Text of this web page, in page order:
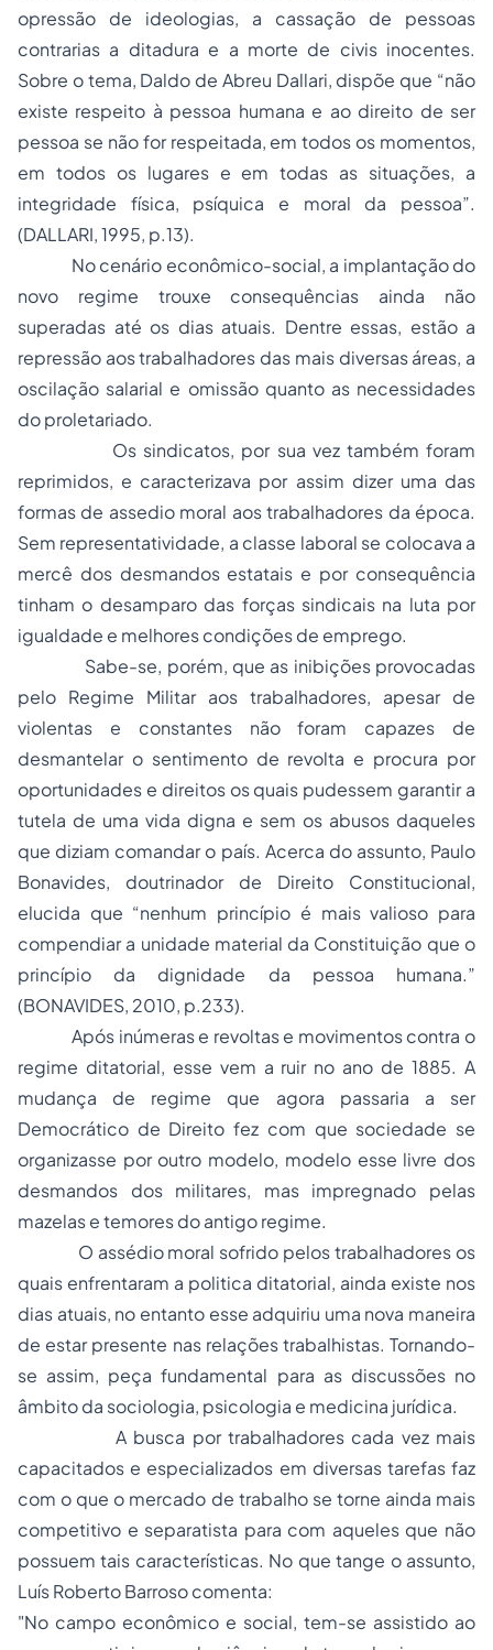
opressão de ideologias, a cassação de pessoas
contrarias a ditadura e a morte de civis inocentes.
Sobre o tema, Daldo de Abreu Dallari, dispõe que “não
existe respeito à pessoa humana e ao direito de ser
pessoa se não for respeitada, em todos os momentos,
em todos os lugares e em todas as situações, a
integridade física, psíquica e moral da pessoa”.
(DALLARI, 1995, p.13).
No cenário econômico-social, a implantação do
novo regime trouxe consequências ainda não
superadas até os dias atuais. Dentre essas, estão a
repressão aos trabalhadores das mais diversas áreas, a
oscilação salarial e omissão quanto as necessidades
do proletariado.
Os sindicatos, por sua vez também foram
reprimidos, e caracterizava por assim dizer uma das
formas de assedio moral aos trabalhadores da época.
Sem representatividade, a classe laboral se colocava a
mercê dos desmandos estatais e por consequência
tinham o desamparo das forças sindicais na luta por
igualdade e melhores condições de emprego.
Sabe-se, porém, que as inibições provocadas
pelo Regime Militar aos trabalhadores, apesar de
violentas e constantes não foram capazes de
desmantelar o sentimento de revolta e procura por
oportunidades e direitos os quais pudessem garantir a
tutela de uma vida digna e sem os abusos daqueles
que diziam comandar o país. Acerca do assunto, Paulo
Bonavides, doutrinador de Direito Constitucional,
elucida que “nenhum princípio é mais valioso para
compendiar a unidade material da Constituição que o
princípio da dignidade da pessoa humana.”
(BONAVIDES, 2010, p.233).
Após inúmeras e revoltas e movimentos contra o
regime ditatorial, esse vem a ruir no ano de 1885. A
mudança de regime que agora passaria a ser
Democrático de Direito fez com que sociedade se
organizasse por outro modelo, modelo esse livre dos
desmandos dos militares, mas impregnado pelas
mazelas e temores do antigo regime.
O assédio moral sofrido pelos trabalhadores os
quais enfrentaram a politica ditatorial, ainda existe nos
dias atuais, no entanto esse adquiriu uma nova maneira
de estar presente nas relações trabalhistas. Tornando-
se assim, peça fundamental para as discussões no
âmbito da sociologia, psicologia e medicina jurídica.
A busca por trabalhadores cada vez mais
capacitados e especializados em diversas tarefas faz
com o que o mercado de trabalho se torne ainda mais
competitivo e separatista para com aqueles que não
possuem tais características. No que tange o assunto,
Luís Roberto Barroso comenta:
"No campo econômico e social, tem-se assistido ao